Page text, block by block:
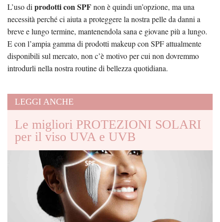
L’uso di prodotti con SPFnon è quindi un’opzione, ma una
necessità perché ci aiuta a proteggere la nostra pelle da danni a
breve e lungo termine, mantenendola sana e giovane più a lungo.
E con l’ampia gamma di prodotti makeup con SPF attualmente
disponibili sul mercato, non c’è motivo per cui non dovremmo
introdurli nella nostra routine di bellezza quotidiana.
LEGGI ANCHE
Le migliori PROTEZIONI SOLARI
per il viso UVA e UVB